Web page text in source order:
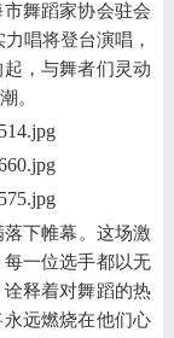
市舞蹈家协会驻会
唱将登台演唱，
，与舞者们灵动
。
落下帷幕。这场激
一位选手都以无
释着对舞蹈的热
远燃烧在他们心